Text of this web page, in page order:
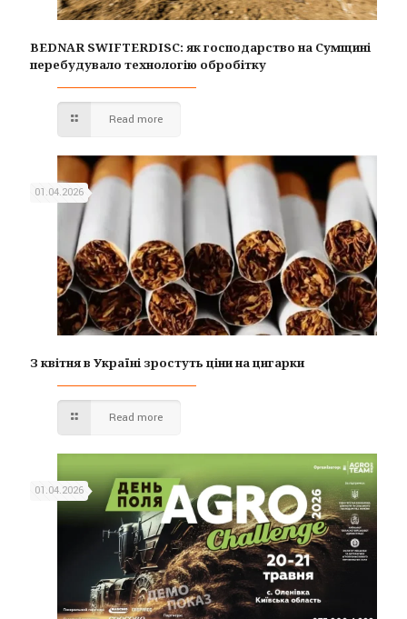
BEDNAR SWIFTERDISC: як господарство на Сумщині
перебудувало технологію обробітку
Read more
01.04.2026
З квітня в Україні зростуть ціни на цигарки
Read more
01.04.2026